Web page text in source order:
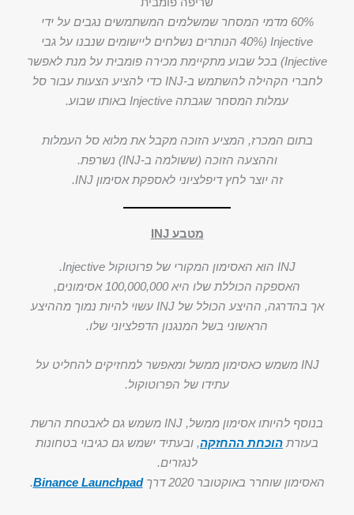
60% מדמי המסחר שמשלמים המשתמשים נגבים על ידי
Injective (40% הנותרים נשלחים ליישומים שנבנו על גבי
Injective) בכל שבוע מתקיימת מכירה פומבית על מנת לאפשר
לחברי הקהילה להשתמש ב-INJ כדי להציע הצעות עבור סל
עמלות המסחר שגבתה Injective באותו שבוע.
בתום המכרז, המציע הזוכה מקבל את מלוא סל העמלות
וההצעה הזוכה (ששולמה ב-INJ) נשרפת.
זה יוצר לחץ דיפלציוני לאספקת אסימון INJ.
מטבע INJ
INJ הוא האסימון המקורי של פרוטוקול Injective.
האספקה הכוללת שלו היא 100,000,000 אסימונים,
אך בהדרגה, ההיצע הכולל של INJ עשוי להיות נמוך מההיצע
הראשוני בשל המנגנון הדפלציוני שלו.
INJ משמש כאסימון ממשל ומאפשר למחזיקים להחליט על
עתידו של הפרוטוקול.
בנוסף להיותו אסימון ממשל, INJ משמש גם לאבטחת הרשת
בעזרת הוכחת ההחזקה, ובעתיד ישמש גם כגיבוי בטחונות
לנגזרים.
האסימון שוחרר באוקטובר 2020 דרך
Binance Launchpad
.